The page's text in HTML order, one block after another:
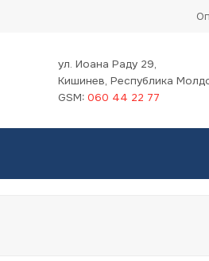
ул. Иоана Раду 29,
Кишинев, Республика
GSM: 060 44 22 77